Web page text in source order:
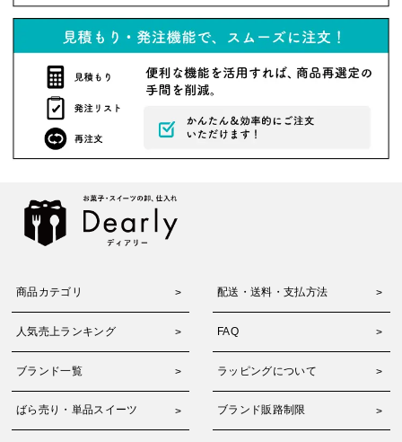
商品カテゴリ 配送・送料・支払方法
人気売上ランキング FAQ
ブランド一覧 ラッピングについて
ばら売り・単品スイーツ ブランド販路制限